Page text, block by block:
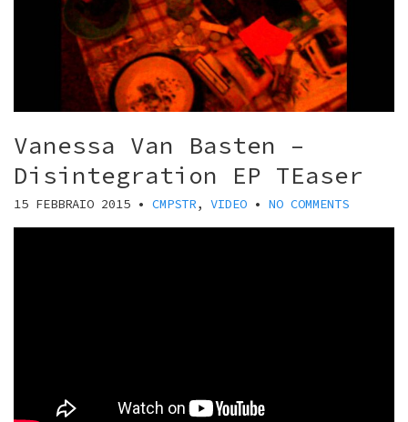
Vanessa Van Basten –
Disintegration EP TEaser
15 FEBBRAIO 2015 • CMPSTR, VIDEO • NO COMMENTS